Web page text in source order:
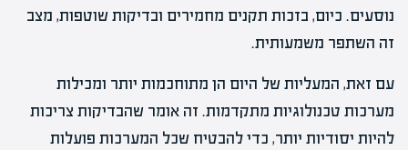
נוסעים. כיום, בזכות תקנים מחמירים ובדיקות שוטפות, מצב
זה השתפר משמעותית.
עם זאת, המעליות של היום הן מתוחכמות יותר ומכילות
מערכות טכנולוגיות מתקדמות. זה אומר שהבדיקות צריכות
להיות יסודיות יותר, כדי להבטיח שכל המערכות פועלות